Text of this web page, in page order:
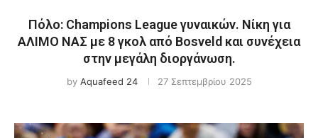
Πόλο: Champions League γυναικών. Νίκη για
ΑΛΙΜΟ ΝΑΣ με 8 γκολ από Bosveld και συνέχεια
στην μεγάλη διοργάνωση.
by Aquafeed 24 27 Σεπτεμβρίου 2025